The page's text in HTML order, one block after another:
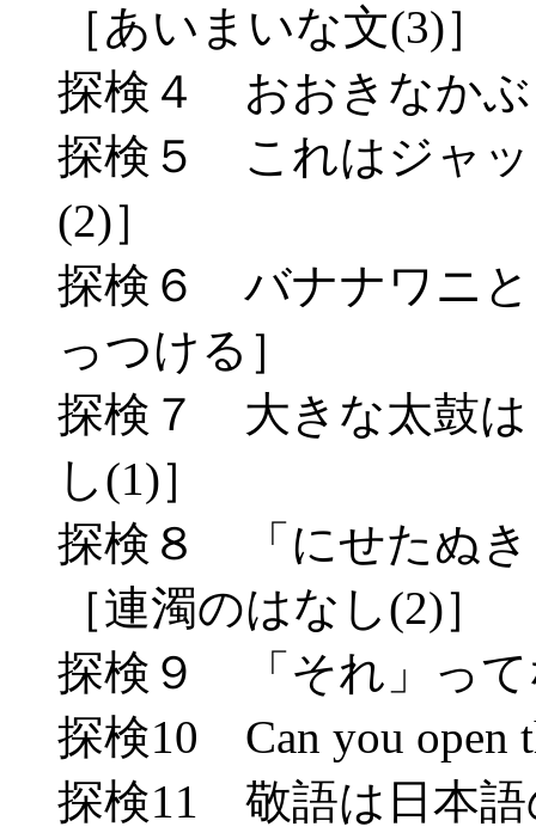
［あいまいな文(3)］
探検４ おおきなかぶ
探検５ これはジャッ
(2)］
探検６ バナナワニと
っつける］
探検７ 大きな太鼓は
し(1)］
探検８ 「にせたぬき
［連濁のはなし(2)］
探検９ 「それ」って
探検10 Can you open
探検11 敬語は日本語